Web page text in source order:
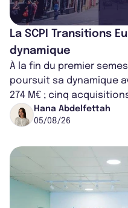
La SCPI Transitions
dynamique
À la fin du premier
poursuit sa dynamique
274 M€ ; cinq
capitalisation portée à
Hana Abdelfettah
05/08/26